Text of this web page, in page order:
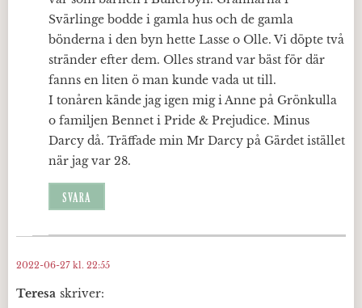
Svärlinge bodde i gamla hus och de gamla
bönderna i den byn hette Lasse o Olle. Vi döpte två
stränder efter dem. Olles strand var bäst för där
fanns en liten ö man kunde vada ut till.
I tonåren kände jag igen mig i Anne på Grönkulla
o familjen Bennet i Pride & Prejudice. Minus
Darcy då. Träffade min Mr Darcy på Gärdet istället
när jag var 28.
SVARA
Teresa skriver:
2022-06-27 kl. 22:55